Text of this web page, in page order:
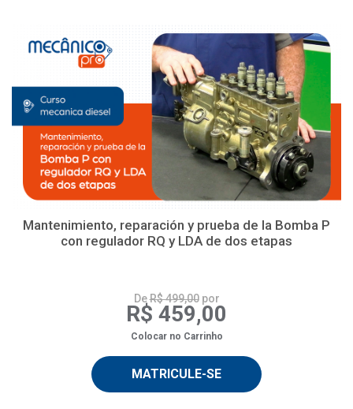
Mantenimiento, reparación y prueba de la Bomba P
con regulador RQ y LDA de dos etapas
DeR$ 499,00por
R$ 459,00
Colocar no Carrinho
MATRICULE-SE